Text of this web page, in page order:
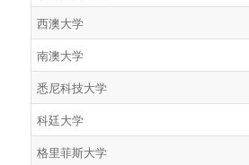
西澳大学
南澳大学
悉尼科技大学
科廷大学
格里菲斯大学